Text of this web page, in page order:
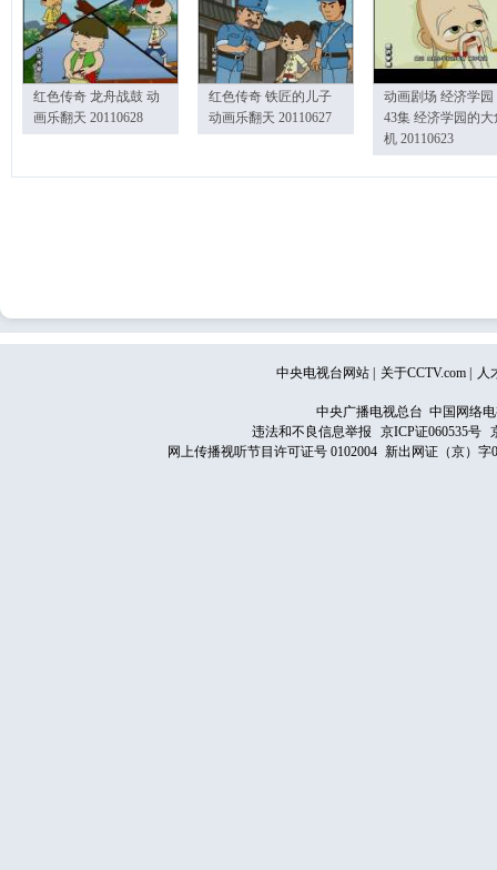
红色传奇 龙舟战鼓 动
画乐翻天 20110628
红色传奇 铁匠的儿子
动画乐翻天 20110627
动画剧场 经济学园
43集 经济学园的大
机 20110623
中央电视台网站 关于CCTV.com 人
中央广播电视总台 中国网络
违法和不良信息举报
京ICP证060535号
网上传播视听节目许可证号 0102004 新出网证（京）